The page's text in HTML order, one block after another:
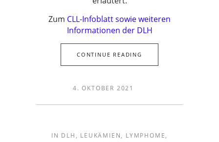
Zum CLL-Infoblatt sowie weiteren
Informationen der DLH
CONTINUE READING
4. OKTOBER 2021
IN DLH , LEUKÄMIEN, LYMPHOME,